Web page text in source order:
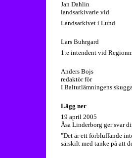
Jan Dahlin
landsarkivarie vid
Landsarkivet i Lund
Lars Buhrgard
1:e intendent vid
Anders Bojs
redaktör för
I Baltutlämningens
Lägg ner
19 april 2005
Åsa Linderborg ger svar
"Det är ett förbluffande
särskilt med tanke på att